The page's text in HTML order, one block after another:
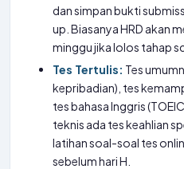
dan simpan bukti
up. Biasanya HRD akan
minggu jika lolos tahap
Tes Tertulis: Tes
kepribadian), tes
tes bahasa Inggris
teknis ada tes keahlian
latihan soal-soal tes
sebelum hari H.